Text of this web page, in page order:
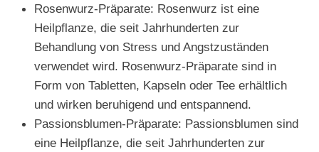
Rosenwurz-Präparate: Rosenwurz ist eine
Heilpflanze, die seit Jahrhunderten zur
Behandlung von Stress und Angstzuständen
verwendet wird. Rosenwurz-Präparate sind in
Form von Tabletten, Kapseln oder Tee erhältlich
und wirken beruhigend und entspannend.
Passionsblumen-Präparate: Passionsblumen sind
eine Heilpflanze, die seit Jahrhunderten zur